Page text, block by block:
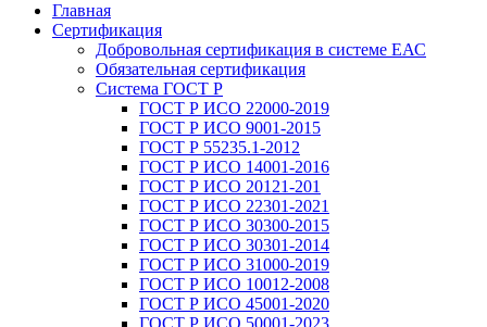
Главная
Сертификация
Добровольная сертификация в системе ЕАС
Обязательная сертификация
Система ГОСТ Р
ГОСТ Р ИСО 22000-2019
ГОСТ Р ИСО 9001-2015
ГОСТ Р 55235.1-2012
ГОСТ Р ИСО 14001-2016
ГОСТ Р ИСО 20121-201
ГОСТ Р ИСО 22301-2021
ГОСТ Р ИСО 30300-2015
ГОСТ Р ИСО 30301-2014
ГОСТ Р ИСО 31000-2019
ГОСТ Р ИСО 10012-2008
ГОСТ Р ИСО 45001-2020
ГОСТ Р ИСО 50001-2023